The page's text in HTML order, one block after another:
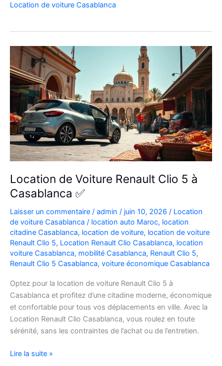
Corsa
Aéroport
|
Location
Voiture
Casablanca
Location de voiture Casablanca
Location de Voiture Renault Clio 5 à
Casablanca ✅
Laisser un commentaire / admin / juin 10, 2026 / Location
de voiture Casablanca / location auto Maroc, location
citadine Casablanca, location de voiture, location de voiture
Renault Clio 5, Location Renault Clio Casablanca, location
voiture Casablanca, mobilité Casablanca, Renault Clio 5,
Renault Clio 5 Casablanca, voiture économique Casablanca
Optez pour la location de voiture Renault Clio 5 à
Casablanca et profitez d’une citadine moderne, économique
et confortable pour tous vos déplacements en ville. Avec la
Location Renault Clio Casablanca, vous roulez en toute
sérénité, sans les contraintes de l’achat ou de l’entretien.
Location
Lire la suite »